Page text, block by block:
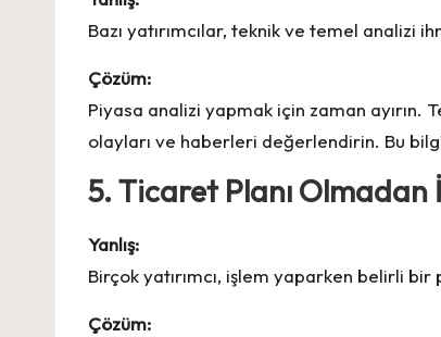
Bazı yatırımcılar, teknik ve temel
Çözüm:
Piyasa analizi yapmak için zaman
olayları ve haberleri değerlendirin. Bu
5. Ticaret Planı Olmadan
Yanlış:
Birçok yatırımcı, işlem yaparken belirli
Çözüm: